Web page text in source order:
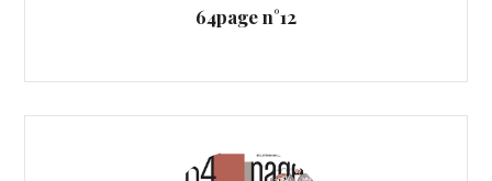
64page n°12